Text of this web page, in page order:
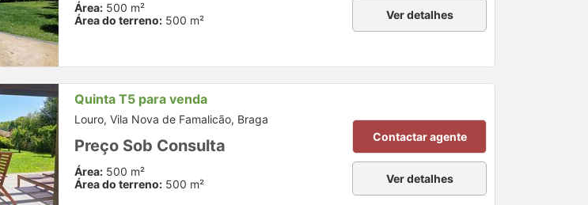
Área: 500 m²
Área do terreno: 500 m² Ver detalhes
Quinta T5 para venda
Louro, Vila Nova de Famalicão, Braga
Preço Sob Consulta
Área: 500 m²
Área do terreno: 500 m²
Contactar agente
Ver detalhes